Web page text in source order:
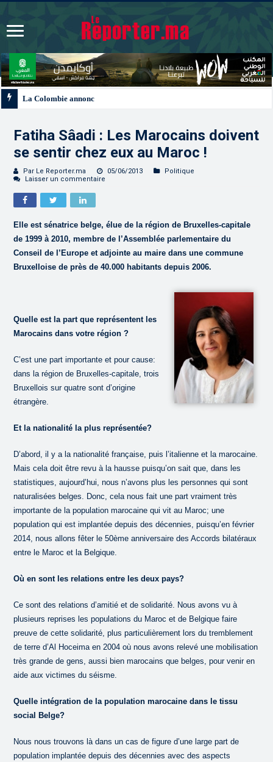
Fatiha Sâadi : Les Marocains doivent
se sentir chez eux au Maroc !
Par Le Reporter.ma 05/06/2013
Politique
Laisser un commentaire
Elle est sénatrice belge, élue de la région de Bruxelles-capitale
de 1999 à 2010, membre de l’Assemblée parlementaire du
Conseil de l’Europe et adjointe au maire dans une commune
Bruxelloise de près de 40.000 habitants depuis 2006.
Quelle est la part que représentent les
Marocains dans votre région ?
C’est une part importante et pour cause:
dans la région de Bruxelles-capitale, trois
Bruxellois sur quatre sont d’origine
étrangère.
Et la nationalité la plus représentée?
D’abord, il y a la nationalité française, puis l’italienne et la marocaine.
Mais cela doit être revu à la hausse puisqu’on sait que, dans les
statistiques, aujourd’hui, nous n’avons plus les personnes qui sont
naturalisées belges. Donc, cela nous fait une part vraiment très
importante de la population marocaine qui vit au Maroc; une
population qui est implantée depuis des décennies, puisqu’en février
2014, nous allons fêter le 50ème anniversaire des Accords bilatéraux
entre le Maroc et la Belgique.
Où en sont les relations entre les deux pays?
Ce sont des relations d’amitié et de solidarité. Nous avons vu à
plusieurs reprises les populations du Maroc et de Belgique faire
preuve de cette solidarité, plus particulièrement lors du tremblement
de terre d’Al Hoceima en 2004 où nous avons relevé une mobilisation
très grande de gens, aussi bien marocains que belges, pour venir en
aide aux victimes du séisme.
Quelle intégration de la population marocaine dans le tissu
social Belge?
Nous nous trouvons là dans un cas de figure d’une large part de
population implantée depuis des décennies avec des aspects